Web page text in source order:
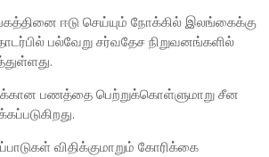
ஈடு செய்யும் நோக்கில் இலங்கைக்கு
பல்வேறு சர்வதேச நிறுவனங்களில்
பணத்தை பெற்றுக்கொள்ளுமாறு சீன
விதிக்குமாறும் கோரிக்கை